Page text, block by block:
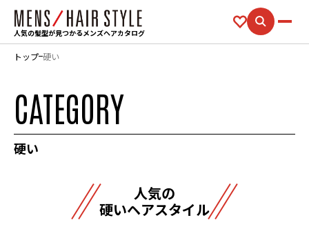
人気の髪型が見つかるメンズヘアカタログ
トップ 硬い
CATEGORY
硬い
人気の
硬いヘアスタイル